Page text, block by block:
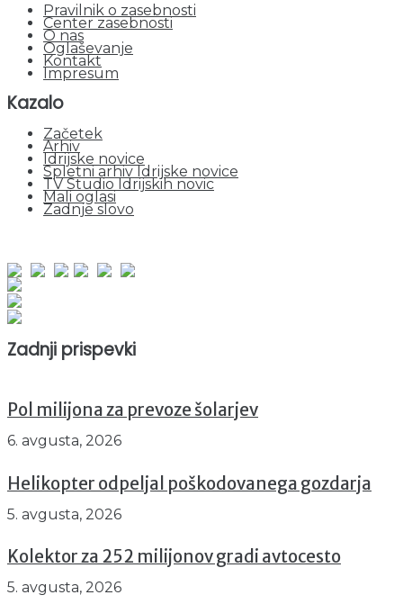
Pravilnik o zasebnosti
Center zasebnosti
O nas
Oglaševanje
Kontakt
Impresum
Kazalo
Začetek
Arhiv
Idrijske novice
Spletni arhiv Idrijske novice
TV Studio Idrijskih novic
Mali oglasi
Zadnje slovo
Zadnji prispevki
Pol milijona za prevoze šolarjev
6. avgusta, 2026
Helikopter odpeljal poškodovanega gozdarja
5. avgusta, 2026
Kolektor za 252 milijonov gradi avtocesto
5. avgusta, 2026